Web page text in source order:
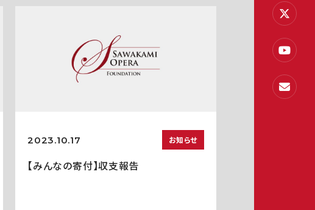
2023.10.17 お知らせ
【みんなの寄付】収支報告